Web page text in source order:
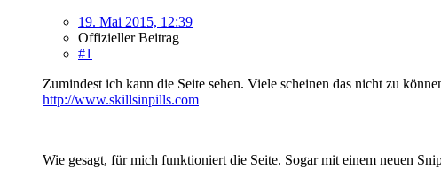
19. Mai 2015, 12:39
Offizieller Beitrag
#1
Zumindest ich kann die Seite sehen. Viele scheinen das nicht zu
http://www.skillsinpills.com
Wie gesagt, für mich funktioniert die Seite. Sogar mit einem neuen